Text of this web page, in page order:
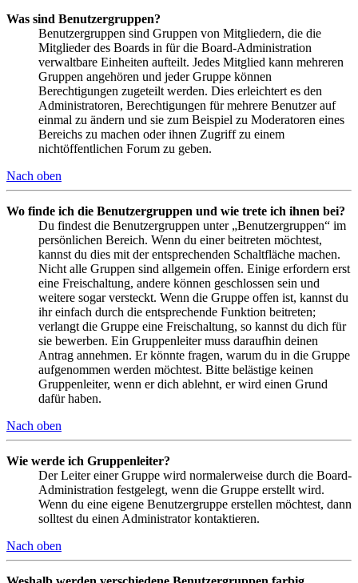
Was sind Benutzergruppen?
Benutzergruppen sind Gruppen von Mitgliedern, die die
Mitglieder des Boards in für die Board-Administration
verwaltbare Einheiten aufteilt. Jedes Mitglied kann mehreren
Gruppen angehören und jeder Gruppe können
Berechtigungen zugeteilt werden. Dies erleichtert es den
Administratoren, Berechtigungen für mehrere Benutzer auf
einmal zu ändern und sie zum Beispiel zu Moderatoren eines
Bereichs zu machen oder ihnen Zugriff zu einem
nichtöffentlichen Forum zu geben.
Nach oben
Wo finde ich die Benutzergruppen und wie trete ich ihnen bei?
Du findest die Benutzergruppen unter „Benutzergruppen“ im
persönlichen Bereich. Wenn du einer beitreten möchtest,
kannst du dies mit der entsprechenden Schaltfläche machen.
Nicht alle Gruppen sind allgemein offen. Einige erfordern erst
eine Freischaltung, andere können geschlossen sein und
weitere sogar versteckt. Wenn die Gruppe offen ist, kannst du
ihr einfach durch die entsprechende Funktion beitreten;
verlangt die Gruppe eine Freischaltung, so kannst du dich für
sie bewerben. Ein Gruppenleiter muss daraufhin deinen
Antrag annehmen. Er könnte fragen, warum du in die Gruppe
aufgenommen werden möchtest. Bitte belästige keinen
Gruppenleiter, wenn er dich ablehnt, er wird einen Grund
dafür haben.
Nach oben
Wie werde ich Gruppenleiter?
Der Leiter einer Gruppe wird normalerweise durch die Board-
Administration festgelegt, wenn die Gruppe erstellt wird.
Wenn du eine eigene Benutzergruppe erstellen möchtest, dann
solltest du einen Administrator kontaktieren.
Nach oben